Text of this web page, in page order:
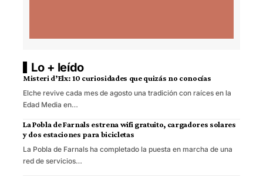
Lo + leído
Misteri d’Elx: 10 curiosidades que quizás no conocías
Elche revive cada mes de agosto una tradición con raíces en la
Edad Media en…
La Pobla de Farnals estrena wifi gratuito, cargadores solares
y dos estaciones para bicicletas
La Pobla de Farnals ha completado la puesta en marcha de una
red de servicios…